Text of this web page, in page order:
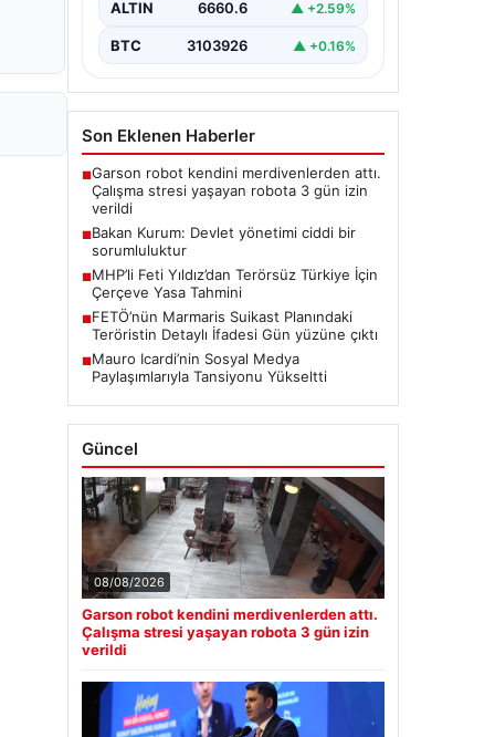
ALTIN 6660.6 ▲ +2.59%
BTC 3103926 ▲ +0.16%
Son Eklenen Haberler
■Garson robot kendini merdivenlerden attı.
Çalışma stresi yaşayan robota 3 gün izin
verildi
■Bakan Kurum: Devlet yönetimi ciddi bir
sorumluluktur
■MHP’li Feti Yıldız’dan Terörsüz Türkiye İçin
Çerçeve Yasa Tahmini
■FETÖ’nün Marmaris Suikast Planındaki
Teröristin Detaylı İfadesi Gün yüzüne çıktı
■Mauro Icardi’nin Sosyal Medya
Paylaşımlarıyla Tansiyonu Yükseltti
Güncel
08/08/2026
Garson robot kendini merdivenlerden attı.
Çalışma stresi yaşayan robota 3 gün izin
verildi